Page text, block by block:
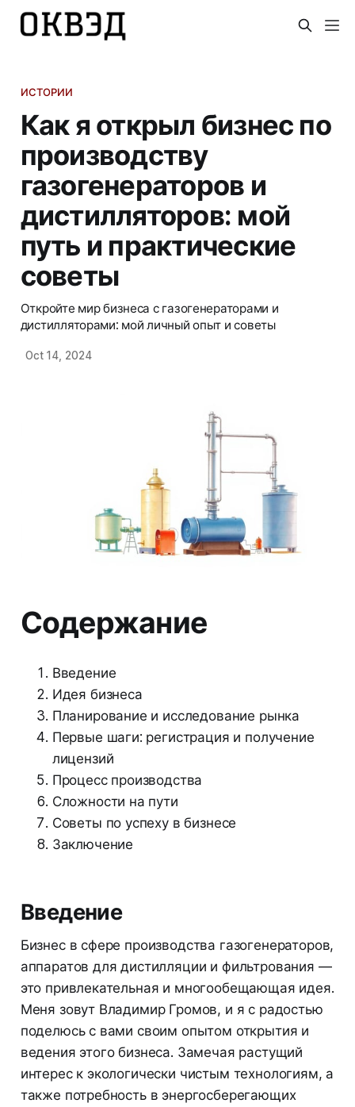
ИСТОРИИ
Как я открыл бизнес по
производству
газогенераторов и
дистилляторов: мой
путь и практические
советы
Откройте мир бизнеса с газогенераторами и
дистилляторами: мой личный опыт и советы
Oct 14, 2024
Содержание
Введение
Идея бизнеса
Планирование и исследование рынка
Первые шаги: регистрация и получение
лицензий
Процесс производства
Сложности на пути
Советы по успеху в бизнесе
Заключение
Введение
Бизнес в сфере производства газогенераторов,
аппаратов для дистилляции и фильтрования —
это привлекательная и многообещающая идея.
Меня зовут Владимир Громов, и я с радостью
поделюсь с вами своим опытом открытия и
ведения этого бизнеса. Замечая растущий
интерес к экологически чистым технологиям, а
также потребность в энергосберегающих